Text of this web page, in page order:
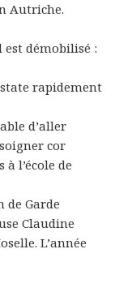
Autriche.
est démobilisé :
rapidement
d’aller
cor
l’école de
de Garde
Claudine
L’année